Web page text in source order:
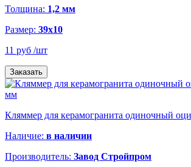
Толщина: 1,2 мм
Размер: 39х10
11 руб /шт
Заказать
Кляммер для керамогранита одиночный
Наличие: в наличии
Производитель: Завод Стройпром